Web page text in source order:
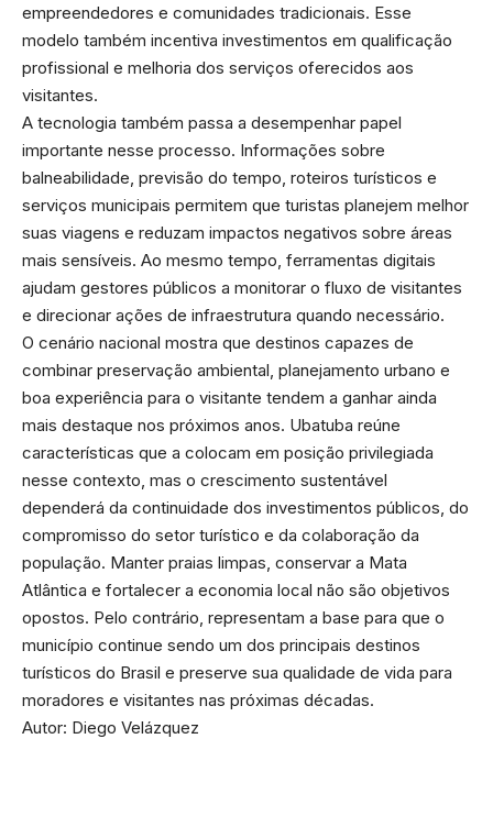
empreendedores e comunidades tradicionais. Esse
modelo também incentiva investimentos em qualificação
profissional e melhoria dos serviços oferecidos aos
visitantes.
A tecnologia também passa a desempenhar papel
importante nesse processo. Informações sobre
balneabilidade, previsão do tempo, roteiros turísticos e
serviços municipais permitem que turistas planejem melhor
suas viagens e reduzam impactos negativos sobre áreas
mais sensíveis. Ao mesmo tempo, ferramentas digitais
ajudam gestores públicos a monitorar o fluxo de visitantes
e direcionar ações de infraestrutura quando necessário.
O cenário nacional mostra que destinos capazes de
combinar preservação ambiental, planejamento urbano e
boa experiência para o visitante tendem a ganhar ainda
mais destaque nos próximos anos. Ubatuba reúne
características que a colocam em posição privilegiada
nesse contexto, mas o crescimento sustentável
dependerá da continuidade dos investimentos públicos, do
compromisso do setor turístico e da colaboração da
população. Manter praias limpas, conservar a Mata
Atlântica e fortalecer a economia local não são objetivos
opostos. Pelo contrário, representam a base para que o
município continue sendo um dos principais destinos
turísticos do Brasil e preserve sua qualidade de vida para
moradores e visitantes nas próximas décadas.
Autor: Diego Velázquez